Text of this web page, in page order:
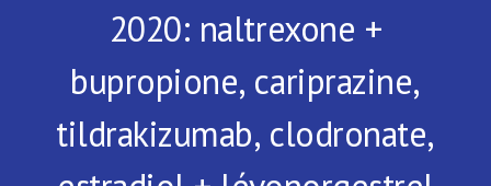
Publications2020: naltrexone +
bupropione, cariprazine,
tildrakizumab, clodronate,